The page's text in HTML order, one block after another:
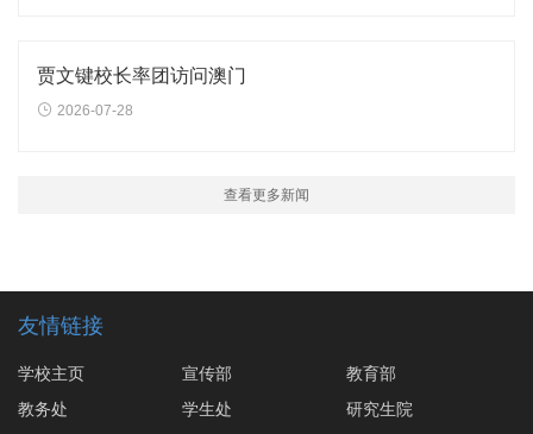
贾文键校长率团访问澳门
2026-07-28
查看更多新闻
友情链接
学校主页 宣传部
教育部
教务处
学生处
研究生院